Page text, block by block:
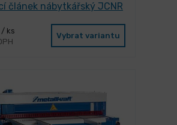
článek nábytkářský JCNR
/ ks
Vybrat variantu